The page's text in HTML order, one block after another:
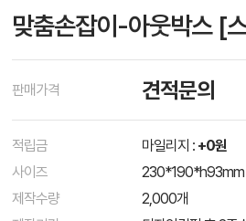
맞춤손잡이-아웃박스 [
판매가격 견적문의
적립금 마일리지 : +0원
사이즈
230*190*h93mm
제작수량
2,000개